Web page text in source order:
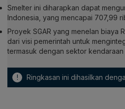
Smelter ini diharapkan dapat
Indonesia, yang mencapai 707,99
Proyek SGAR yang menelan biaya
dari visi pemerintah untuk
termasuk dengan sektor kendaraan
! Ringkasan ini dihasilkan